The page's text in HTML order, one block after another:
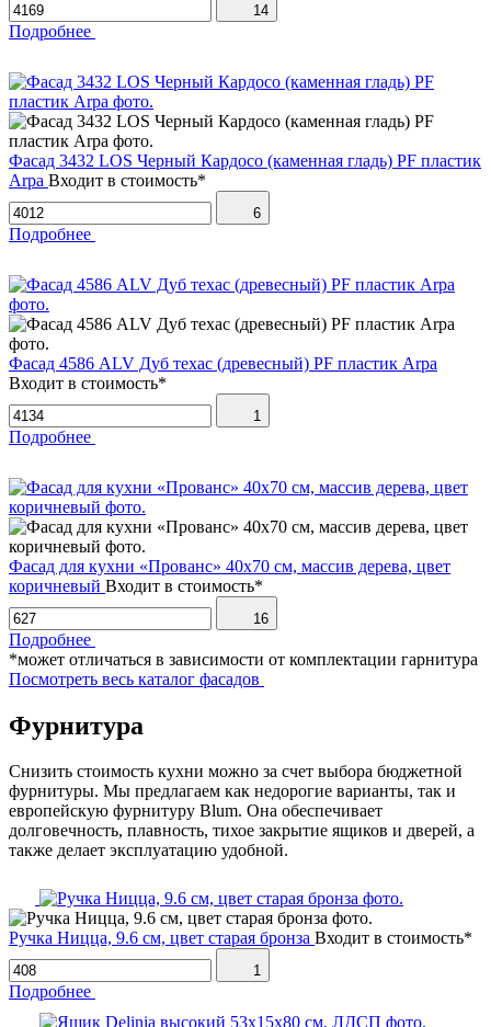
14
Подробнее
Фасад 3432 LOS Черный Кардосо (каменная гладь) PF пластик
Arpa Входит в стоимость*
6
Подробнее
Фасад 4586 ALV Дуб техас (древесный) PF пластик Arpa
Входит в стоимость*
1
Подробнее
Фасад для кухни «Прованс» 40х70 см, массив дерева, цвет
коричневый Входит в стоимость*
16
Подробнее
*может отличаться в зависимости от комплектации гарнитура
Посмотреть весь каталог фасадов
Фурнитура
Снизить стоимость кухни можно за счет выбора бюджетной
фурнитуры. Мы предлагаем как недорогие варианты, так и
европейскую фурнитуру Blum. Она обеспечивает
долговечность, плавность, тихое закрытие ящиков и дверей, а
также делает эксплуатацию удобной.
Ручка Ницца, 9.6 см, цвет старая бронза Входит в стоимость*
1
Подробнее